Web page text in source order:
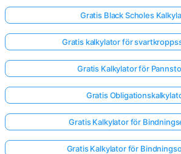
Gratis Black Scholes
Gratis kalkylator för
Gratis Kalkylator för
Gratis
Gratis Kalkylator för
Gratis Kalkylator för